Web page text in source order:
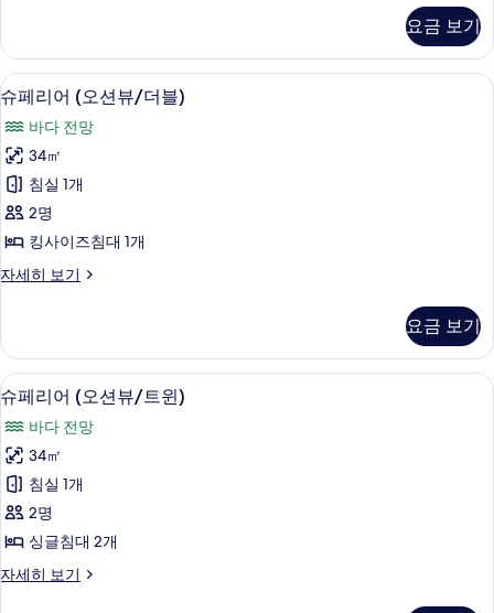
윈)
사
진
모
두
보
기
(스
탠
다
드/
트
윈)
자
세
히
보
기
요금 보기
슈
페
리
어
(오
션
뷰/
더
사
진
모
두
보
기
고급 침구, 오리/거위털 이불, 미니바,
4
슈페리어 (오션뷰/더블)
바다 전망
34㎡
침실 1개
2명
킹사이즈침대 1개
자세히 보기
슈
(오
션
뷰/
더
블)
자
세
히
보
기
요금 보기
슈
페
리
어
(오
션
뷰/
트
고급 침구, 오리/거위털 이불, 미니바,
2
슈페리어 (오션뷰/트윈)
바다 전망
34㎡
침실 1개
2명
싱글침대 2개
자세히 보기
슈